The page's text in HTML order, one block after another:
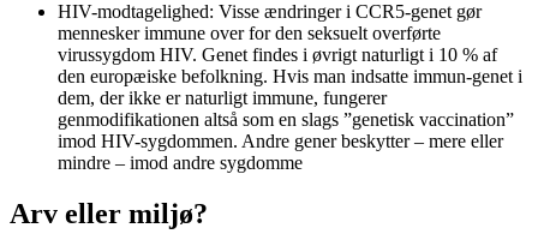
HIV-modtagelighed: Visse ændringer i CCR5-genet gør
mennesker immune over for den seksuelt overførte
virussygdom HIV. Genet findes i øvrigt naturligt i 10 % af
den europæiske befolkning. Hvis man indsatte immun-genet i
dem, der ikke er naturligt immune, fungerer
genmodifikationen altså som en slags ”genetisk vaccination”
imod HIV-sygdommen. Andre gener beskytter – mere eller
mindre – imod andre sygdomme
Arv eller miljø?